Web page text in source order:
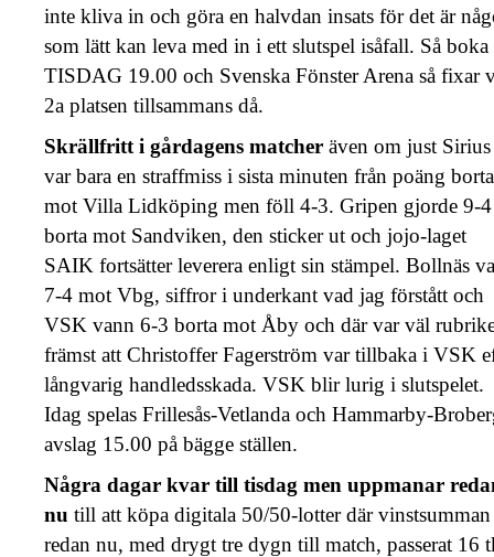
inte kliva in och göra en halvdan insats för det är
som lätt kan leva med in i ett slutspel isåfall. Så
TISDAG 19.00 och Svenska Fönster Arena så fixar
2a platsen tillsammans då.
Skrällfritt i gårdagens matcher även om just Sirius
var bara en straffmiss i sista minuten från poäng borta
mot Villa Lidköping men föll 4-3. Gripen gjorde 9-4
borta mot Sandviken, den sticker ut och jojo-laget
SAIK fortsätter leverera enligt sin stämpel. Bollnäs
7-4 mot Vbg, siffror i underkant vad jag förstått och
VSK vann 6-3 borta mot Åby och där var väl
främst att Christoffer Fagerström var tillbaka i VSK
långvarig handledsskada. VSK blir lurig i slutspelet.
Idag spelas Frillesås-Vetlanda och Hammarby-
avslag 15.00 på bägge ställen.
Några dagar kvar till tisdag men uppmanar
nu till att köpa digitala 50/50-lotter där vinstsumman
redan nu, med drygt tre dygn till match, passerat 16